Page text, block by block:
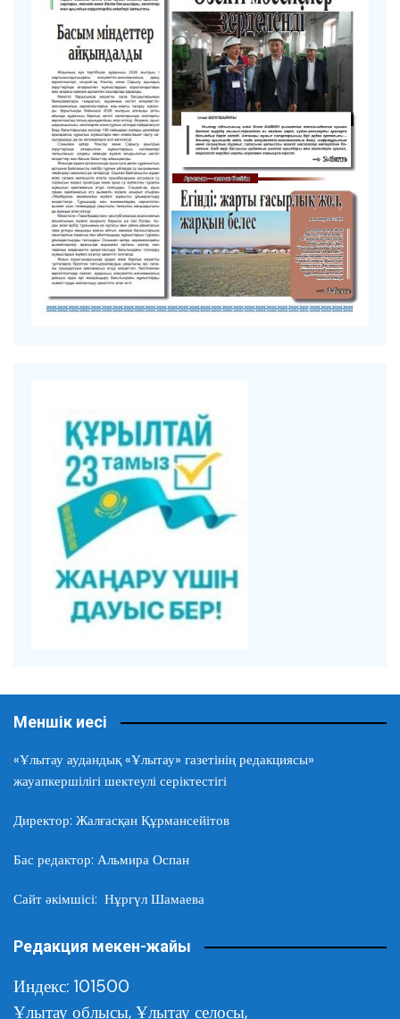
Меншік иесі
«Ұлытау аудандық «Ұлытау» газетінің редакциясы»
жауапкершілігі шектеулі серіктестігі
Директор: Жалғасқан Құрмансейітов
Бас редактор: Альмира Оспан
Сайт әкімшісі: Нұргүл Шамаева
Редакция мекен-жайы
Индекс: 101500
Ұлытау облысы, Ұлытау селосы,